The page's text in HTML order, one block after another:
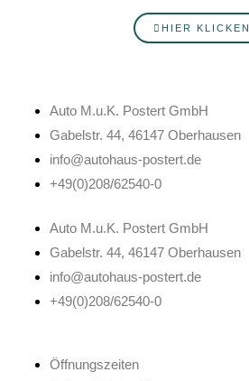
HIER KLICKEN
Auto M.u.K. Postert GmbH
Gabelstr. 44, 46147 Oberhausen
info@autohaus-postert.de
+49(0)208/62540-0
Auto M.u.K. Postert GmbH
Gabelstr. 44, 46147 Oberhausen
info@autohaus-postert.de
+49(0)208/62540-0
Öffnungszeiten